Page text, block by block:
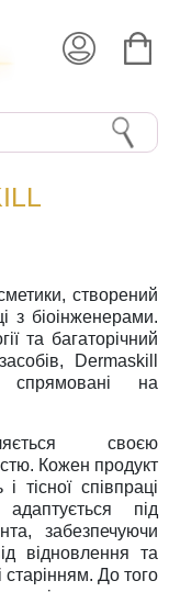
створений
з біоінженерами.
та багаторічний
Dermaskill
спрямовані на
своєю
Кожен продукт
тісної співпраці
під
забезпечуючи
відновлення та
старінням. До того